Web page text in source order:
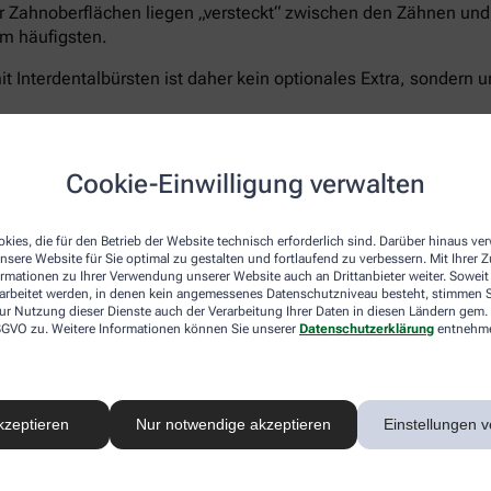
Cookie-Einwilligung verwalten
die für den Betrieb der Website technisch erforderlich sind. Darüber hinaus
Website für Sie optimal zu gestalten und fortlaufend zu verbessern. Mit Ihrer
zu Ihrer Verwendung unserer Website auch an Drittanbieter weiter. Soweit
werden, in denen kein angemessenes Datenschutzniveau besteht, stimmen
Nutzung dieser Dienste auch der Verarbeitung Ihrer Daten in diesen Ländern
zu. Weitere Informationen können Sie unserer Datenschutzerklärung
Nur notwendige akzeptieren Einstellungen
liegen „versteckt“ zwischen den Zähnen
häufigsten.
Interdentalbürsten ist daher kein optionales Extra, sondern
5.460 Filamenten für eine schonend-gründliche
Zahnpasta Enzycal 1450, die die natürliche
Außerdem dasCPS prime Starter Set– ein
Größen für eine vollständige und umfassende
Sanft zu Zähnen und Zahnfleisch – unerbittlich
der
schonen aber Zahnfleisch und- schmelz. Der
ermöglicht ein präzises, wirkungsvolles